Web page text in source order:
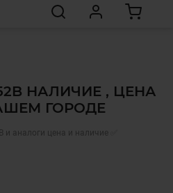
НАЛИЧИЕ , ЦЕНА
ГОРОДЕ
и аналоги цена и наличие ✅